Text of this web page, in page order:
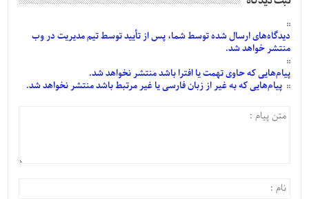
دیدگاه‌هایارسالشدهتوسط شما، پس ازتأییدتوسط تیم مدیریت در وب
منتشر خواهد شد.
پیام‌هاییکه حاوی تهمت یا افترا باشد منتشر نخواهد شد.
پیام‌هاییکه به غیر از زبان فارسی یا غیر مرتبط باشد منتشر نخواهد شد.